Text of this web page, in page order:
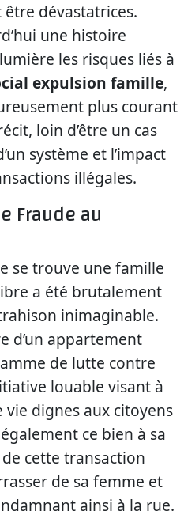
dévastatrices.
une histoire
les risques liés à
expulsion famille,
plus courant
loin d’être un cas
système et l’impact
illégales.
Fraude au
se trouve une famille
a été brutalement
inimaginable.
d’un appartement
de lutte contre
louable visant à
dignes aux citoyens
ce bien à sa
cette transaction
de sa femme et
ainsi à la rue.